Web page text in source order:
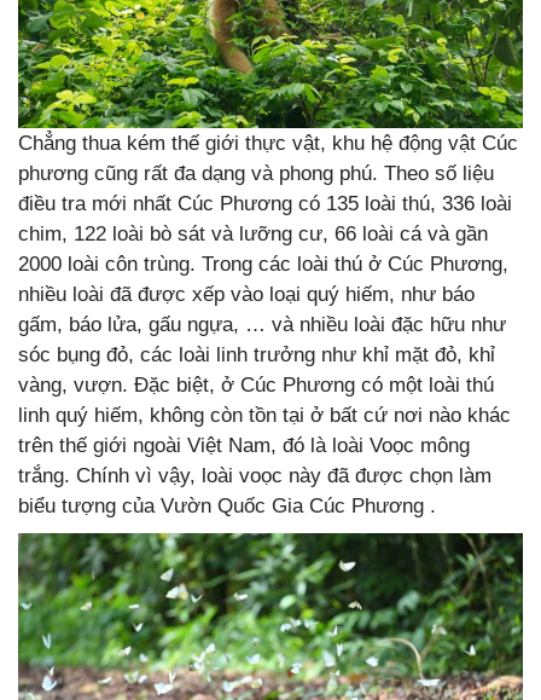
Chẳng thua kém thế giới thực vật, khu hệ động vật Cúc
phương cũng rất đa dạng và phong phú. Theo số liệu
điều tra mới nhất Cúc Phương có 135 loài thú, 336 loài
chim, 122 loài bò sát và lưỡng cư, 66 loài cá và gần
2000 loài côn trùng. Trong các loài thú ở Cúc Phương,
nhiều loài đã được xếp vào loại quý hiếm, như báo
gấm, báo lửa, gấu ngựa, … và nhiều loài đặc hữu như
sóc bụng đỏ, các loài linh trưởng như khỉ mặt đỏ, khỉ
vàng, vượn. Đặc biệt, ở Cúc Phương có một loài thú
linh quý hiếm, không còn tồn tại ở bất cứ nơi nào khác
trên thế giới ngoài Việt Nam, đó là loài Voọc mông
trắng. Chính vì vậy, loài voọc này đã được chọn làm
biểu tượng của Vườn Quốc Gia Cúc Phương .